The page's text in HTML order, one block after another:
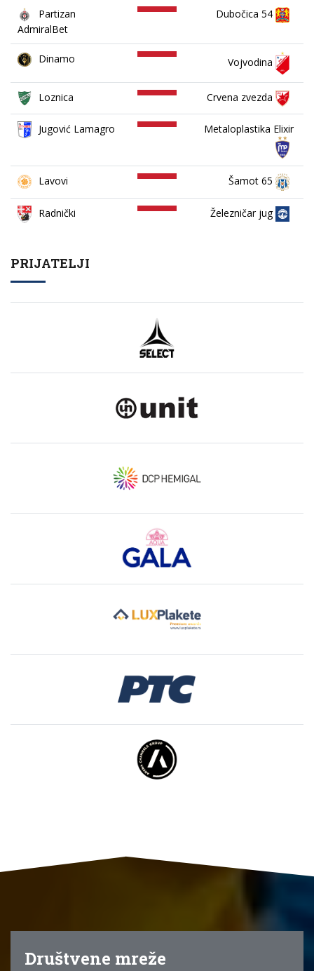
Partizan
AdmiralBet
Dubočica 54
Dinamo Vojvodina
Loznica Crvena zvezda
Jugović Lamagro Metaloplastika Elixir
Lavovi Šamot 65
Radnički Železničar jug
PRIJATELJI
Društvene mreže